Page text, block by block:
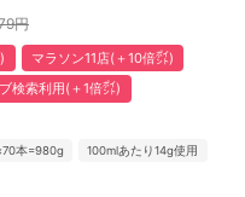
円
マラソン11店(＋10倍㌽)
検索利用(＋1倍㌽)
本=980g 100mlあたり14g使用